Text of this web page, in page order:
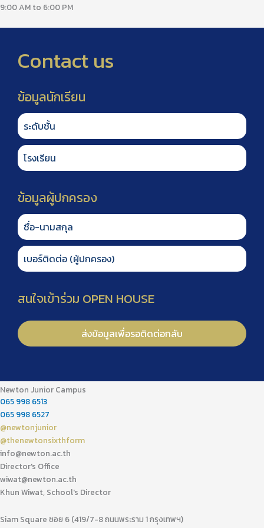
9:00 AM to 6:00 PM
Newton Junior Campus
065 998 6513
065 998 6527
@newtonjunior
@thenewtonsixthform
info@newton.ac.th
Director's Office
wiwat@newton.ac.th
Khun Wiwat, School's Director
Siam Square ซอย 6 (419/7-8 ถนนพระราม 1 กรุงเทพฯ)